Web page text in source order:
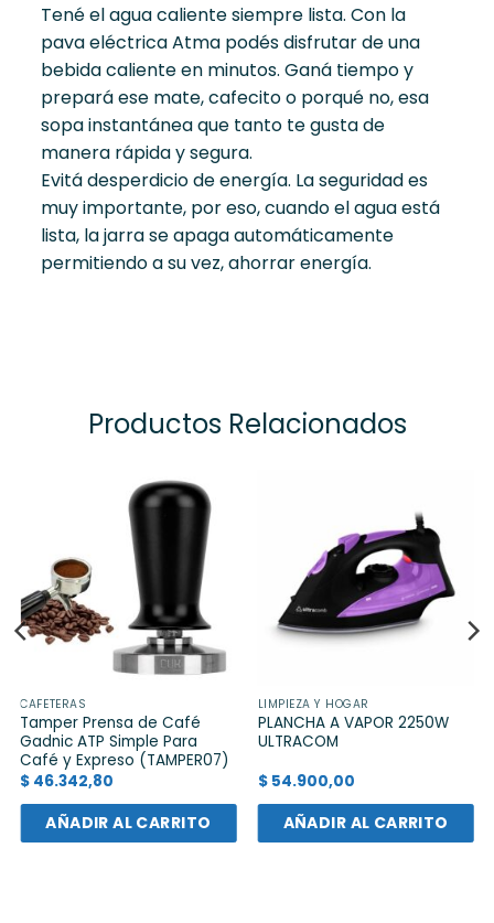
Tené el agua caliente siempre lista. Con la
pava eléctrica Atma podés disfrutar de una
bebida caliente en minutos. Ganá tiempo y
prepará ese mate, cafecito o porqué no, esa
sopa instantánea que tanto te gusta de
manera rápida y segura.
Evitá desperdicio de energía. La seguridad es
muy importante, por eso, cuando el agua está
lista, la jarra se apaga automáticamente
permitiendo a su vez, ahorrar energía.
Productos Relacionados
CAFETERAS
Tamper Prensa de Café
Gadnic ATP Simple Para
Café y Expreso (TAMPER07)
$ 46.342,80
AÑADIR AL CARRITO
LIMPIEZA Y HOGAR
PLANCHA A VAPOR 2250W
ULTRACOM
$54.900,00
AÑADIR AL CARRITO